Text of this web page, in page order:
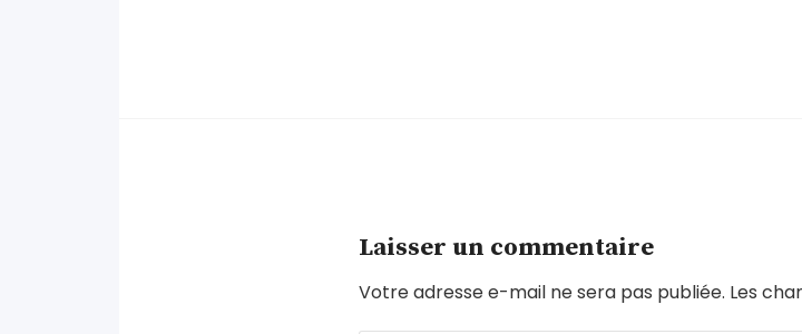
Laisser un commentaire
Votre adresse e-mail ne sera pas publiée. Les